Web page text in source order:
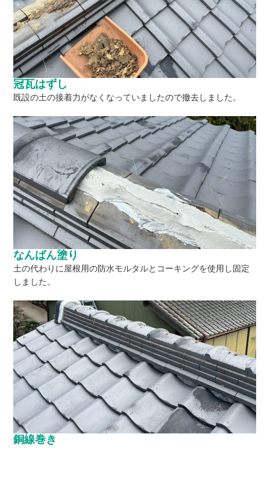
冠瓦はずし
既設の土の接着力がなくなっていましたので撤去しました。
なんばん塗り
土の代わりに屋根用の防水モルタルとコーキングを使用し固定
しました。
銅線巻き